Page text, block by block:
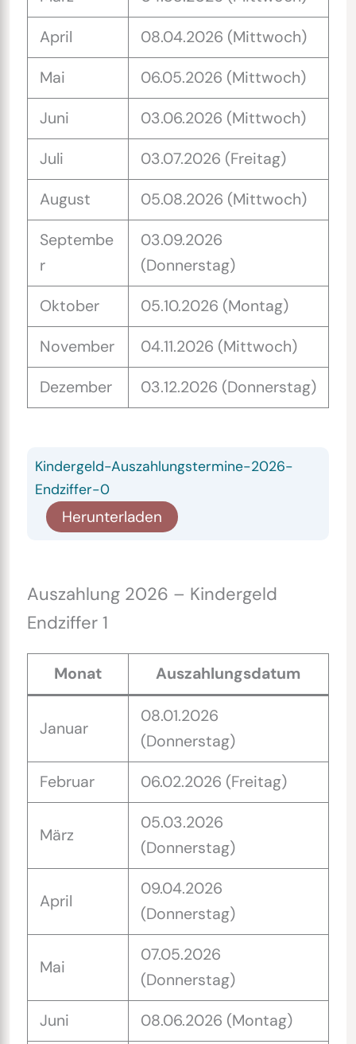
April 08.04.2026 (Mittwoch)
Mai 06.05.2026 (Mittwoch)
Juni 03.06.2026 (Mittwoch)
Juli 03.07.2026 (Freitag)
August 05.08.2026 (Mittwoch)
Septembe
r
03.09.2026
(Donnerstag)
Oktober 05.10.2026 (Montag)
November 04.11.2026 (Mittwoch)
Dezember 03.12.2026 (Donnerstag)
Kindergeld-Auszahlungstermine-2026-
Endziffer-0
Herunterladen
Auszahlung 2026 – Kindergeld
Endziffer 1
Monat Auszahlungsdatum
Januar
08.01.2026
(Donnerstag)
Februar 06.02.2026 (Freitag)
März
05.03.2026
(Donnerstag)
April
09.04.2026
(Donnerstag)
Mai
07.05.2026
(Donnerstag)
Juni 08.06.2026 (Montag)